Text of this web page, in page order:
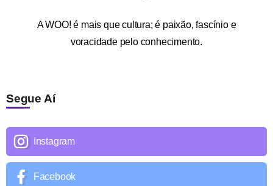
AWOO! é mais que cultura; é paixão, fascínio e
voracidade pelo conhecimento.
Segue Aí
Instagram
Facebook